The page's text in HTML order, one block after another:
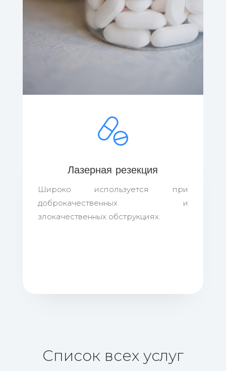
Лазерная резекция
Широко используется при
доброкачественных и
злокачественных обструкциях.
Список всех услуг